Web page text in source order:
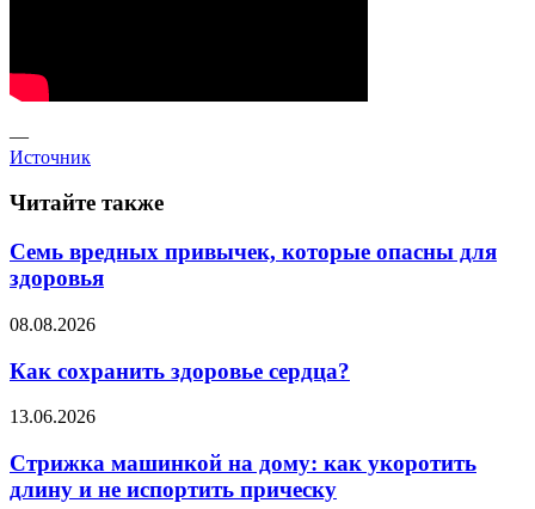
—
Источник
Читайте также
Семь вредных привычек, которые опасны для
здоровья
08.08.2026
Как сохранить здоровье сердца?
13.06.2026
Стрижка машинкой на дому: как укоротить
длину и не испортить прическу